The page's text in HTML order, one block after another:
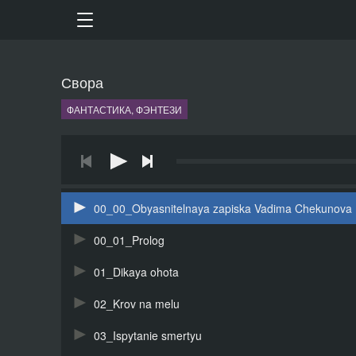
Свора
ФАНТАСТИКА, ФЭНТЕЗИ
00_00_Obyasnitelnaya zapiska Vadima Chekunova
00_01_Prolog
01_Dikaya ohota
02_Krov na melu
03_Ispytanie smertyu